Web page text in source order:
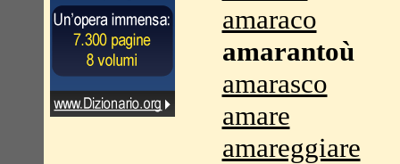
amaraco
amarantoù
amarasco
amare
amareggiare